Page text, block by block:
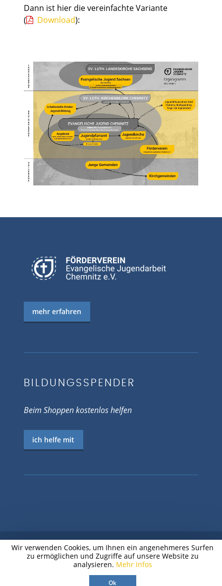
Dann ist hier die vereinfachte Variante
(
Download):
mehr erfahren
BILDUNGSSPENDER
Beim Shoppen kostenlos helfen
ich helfe mit
© 2026 EV.-LUTH. JUGENDPFARRAMT
CHEMNITZ
Wir verwenden Cookies, um Ihnen ein angenehmeres Surfen
zu ermöglichen und Zugriffe auf unsere Website zu
analysieren. Mehr Infos
Ok